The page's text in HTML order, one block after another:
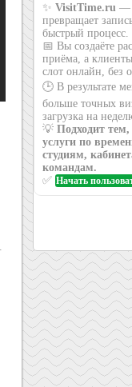
✨ VisitTime.ru —
превращает
быстрый процесс.
📅 Вы создаёте
приёма, а
слот онлайн, без
🕒 В результате
больше точных
загрузка на
💡 Подходит
услуги по
студиям,
командам.
✅ Начать